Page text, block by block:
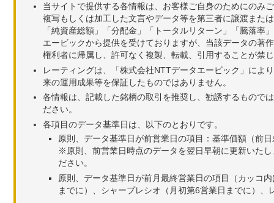
当サイトで提供する各情報は、お客様ご自身のためにのみ
複写もしくは加工した文言やデータ等を第三者に譲渡また
「純資産総額」「分配金」「トータルリターン」「騰落
エービックから提供を受けておりますが、当該データの著
権利者に帰属し、許可なく複製、転載、引用することが禁
レーティングは、「株式会社NTTデータエービック」によ
来の運用成果等を保証したものではありません。
各情報は、記載した銘柄の取引を推奨し、勧誘するもので
ださい。
各項目のデータ基準日は、以下のとおりです。
原則、データ基準日が前営業日の項目：基準価額（前
※原則、前営業日時点のデータを翌日早朝に更新いた
ださい。
原則、データ基準日が前月最終営業日の項目（カッコ
までに）、シャープレシオ（月初第6営業日までに）